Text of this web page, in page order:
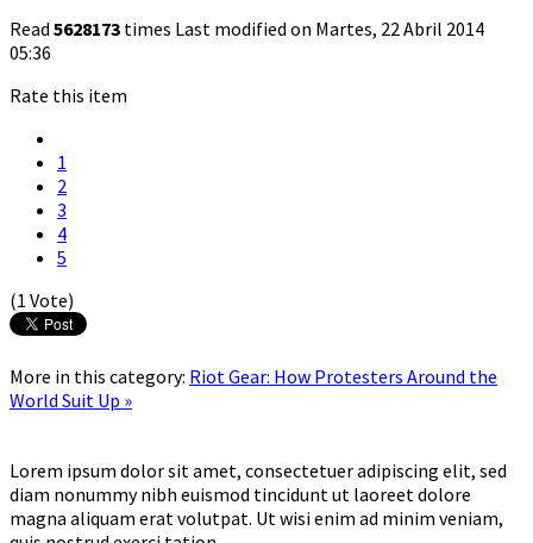
Read 5628173 times Last modified on Martes, 22 Abril 2014
05:36
Rate this item
1
2
3
4
5
(1 Vote)
More in this category: Riot Gear: How Protesters Around the
World Suit Up »
Lorem ipsum dolor sit amet, consectetuer adipiscing elit, sed
diam nonummy nibh euismod tincidunt ut laoreet dolore
magna aliquam erat volutpat. Ut wisi enim ad minim veniam,